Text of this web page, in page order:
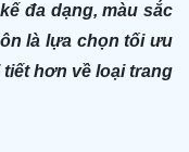
đa dạng, màu sắc
là lựa chọn tối ưu
hơn về loại trang